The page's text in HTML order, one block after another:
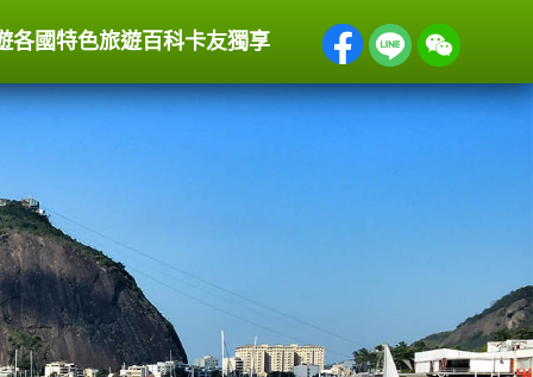
各國特色旅遊百科卡友獨享